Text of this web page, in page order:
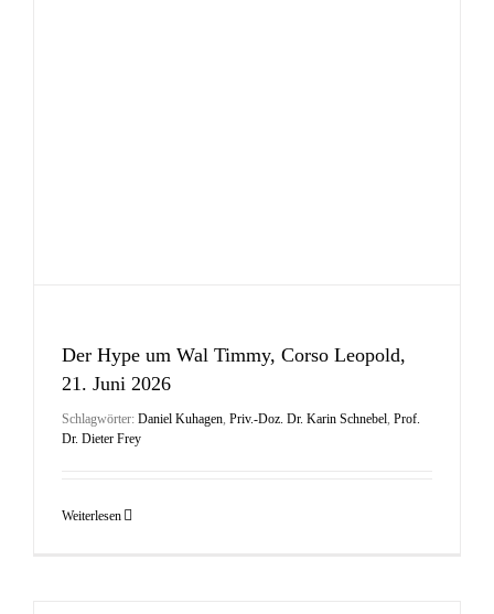
Der Hype um Wal Timmy, Corso Leopold,
21. Juni 2026
Schlagwörter: Daniel Kuhagen, Priv.-Doz. Dr. Karin Schnebel, Prof.
Dr. Dieter Frey
Weiterlesen